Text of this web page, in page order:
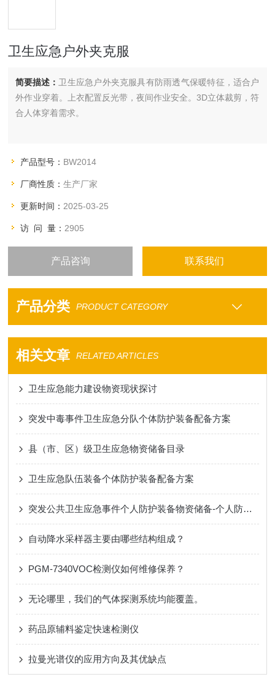
卫生应急户外夹克服
简要描述： 卫生应急户外夹克服具有防雨透气保暖特征，适合户
外作业穿着。上衣配置反光带，夜间作业安全。3D立体裁剪，符
合人体穿着需求。
产品型号： BW2014
厂商性质：生产厂家
更新时间： 2025-03-25
访 问 量： 2905
产品咨询 联系我们
产品分类 PRODUCT CATEGORY
相关文章 RELATED ARTICLES
卫生应急能力建设物资现状探讨
突发中毒事件卫生应急分队个体防护装备配备方案
县（市、区）级卫生应急物资储备目录
卫生应急队伍装备个体防护装备配备方案
突发公共卫生应急事件个人防护装备物资储备-个人防护装备
自动降水采样器主要由哪些结构组成？
PGM-7340VOC检测仪如何维修保养？
无论哪里，我们的气体探测系统均能覆盖。
药品原辅料鉴定快速检测仪
拉曼光谱仪的应用方向及其优缺点